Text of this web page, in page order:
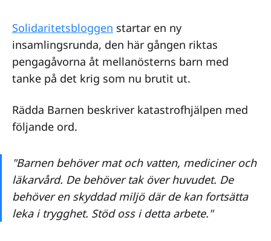
Solidaritetsbloggen startar en ny
insamlingsrunda, den här gången riktas
pengagåvorna åt mellanösterns barn med
tanke på det krig som nu brutit ut.
Rädda Barnen beskriver katastrofhjälpen med
följande ord.
"Barnen behöver mat och vatten, mediciner och
läkarvård. De behöver tak över huvudet. De
behöver en skyddad miljö där de kan fortsätta
leka i trygghet. Stöd oss i detta arbete."